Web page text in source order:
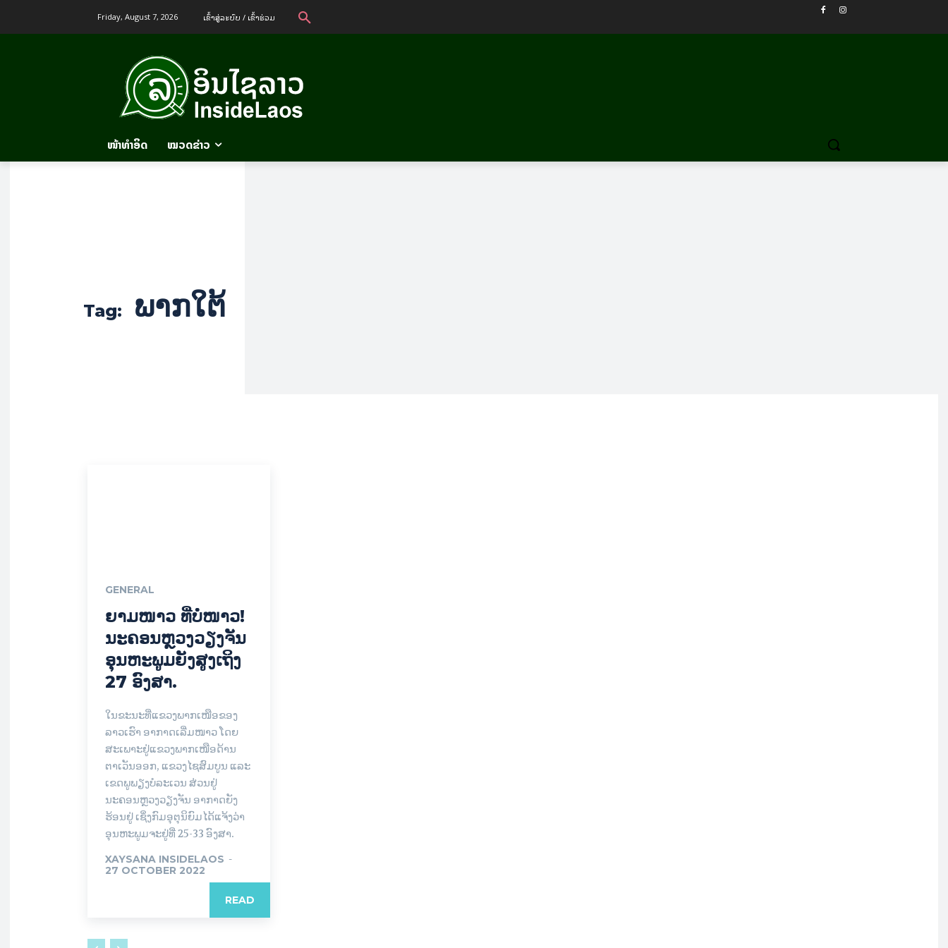
Friday, August 7, 2026 ເຂົ້າ​ສູ່​ລະ​ບົບ / ເຂົ້າ​ຮ່ວມ
ໜ້າທຳອິດ ໝວດຂ່າວ
Tag: ພາກໃຕ້
GENERAL
ຍາມໜາວ ທີ່ບໍ່ໜາວ!
ນະຄອນຫຼວງວຽງຈັນ
ອຸນຫະພູມຍັງສູງເຖິງ
27 ອົງສາ.
ໃນຂະນະທີ່ແຂວງພາກເໜືອຂອງ
ລາວເຮົາ ອາກາດເລີ່ມໜາວ ໂດຍ
ສະເພາະຢູ່ແຂວງພາກເໜືອດ້ານ
ຕາເວັນອອກ, ແຂວງໄຊສົມບູນ ແລະ
ເຂດພູພຽງບໍລະເວນ ສ່ວນຢູ່
ນະຄອນຫຼວງວຽງຈັນ ອາກາດຍັງ
ຮ້ອນຢູ່ ເຊິ່ງກົມອຸຕຸນິຍົມໄດ້ແຈ້ງວ່າ
ອຸນຫະພູມຈະຢູ່ທີ່ 25-33 ອົງສາ.
XAYSANA INSIDELAOS -
27 OCTOBER 2022
READ